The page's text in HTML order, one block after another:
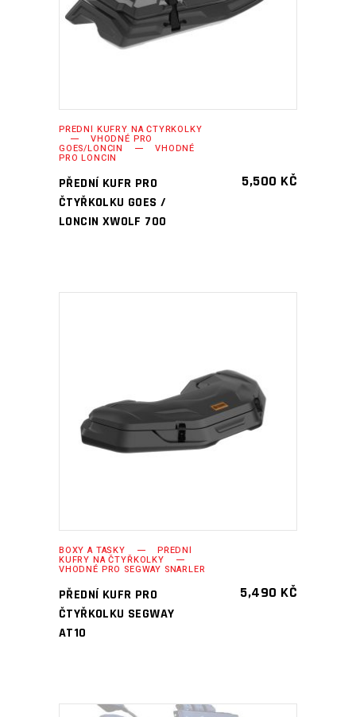
PŘEDNÍ KUFRY NA ČTYŘKOLKY
VHODNÉ PRO
GOES/LONCIN VHODNÉ
PRO LONCIN
PŘEDNÍ KUFR PRO
ČTYŘKOLKU GOES /
LONCIN XWOLF 700
5,500 KČ
PŘIDAT DO KOŠÍKU
BOXY A TAŠKY PŘEDNÍ
KUFRY NA ČTYŘKOLKY
VHODNÉ PRO SEGWAY SNARLER
PŘEDNÍ KUFR PRO
ČTYŘKOLKU SEGWAY
AT10
5,490 KČ